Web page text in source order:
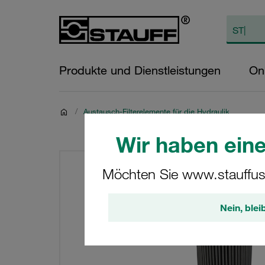
Wir haben
Möchten Sie
Nein,
Produkte und Dienstleistungen
/ Austausch-Filterelemente für die Hydraulik